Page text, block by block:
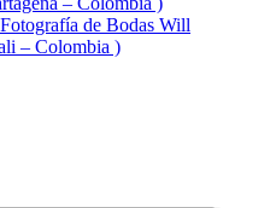
de Bodas Will
– Colombia )